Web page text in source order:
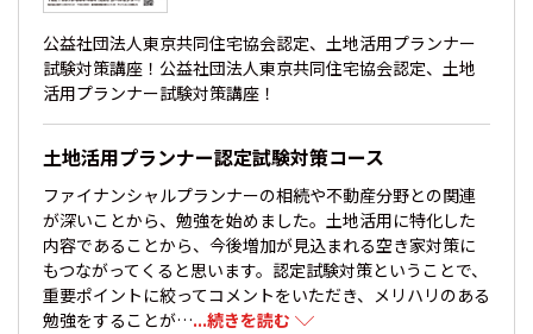
公益社団法人東京共同住宅協会認定、土地活用プランナー
試験対策講座！公益社団法人東京共同住宅協会認定、土地
活用プランナー試験対策講座！
土地活用プランナー認定試験対策コース
ファイナンシャルプランナーの相続や不動産分野との関連
が深いことから、勉強を始めました。土地活用に特化した
内容であることから、今後増加が見込まれる空き家対策に
もつながってくると思います。認定試験対策ということで、
重要ポイントに絞ってコメントをいただき、メリハリのある
勉強をすることが…...続きを読む